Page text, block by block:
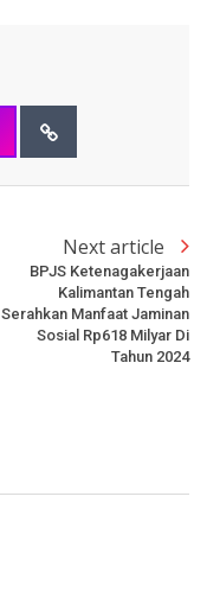
Next article
BPJS Ketenagakerjaan
Kalimantan Tengah
Serahkan Manfaat Jaminan
Sosial Rp618 Milyar Di
Tahun 2024